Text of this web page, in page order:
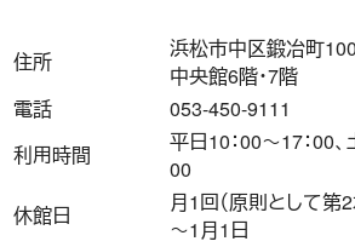
住所
浜松市中区鍛冶町
中央館6階・7階
電話
053-450-9111
利用時間
平日10：00～17：00
00
休館日
月1回（原則として第
～1月1日